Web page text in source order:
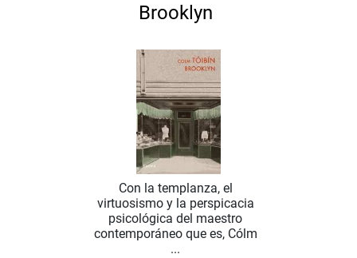
Brooklyn
Con la templanza, el
virtuosismo y la perspicacia
psicológica del maestro
contemporáneo que es, Cólm
...